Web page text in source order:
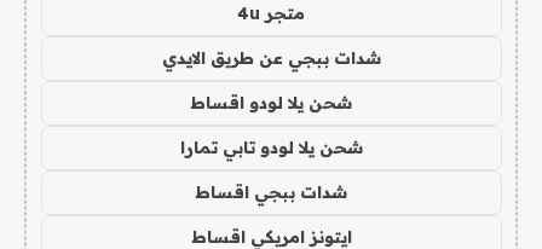
متجر 4u
شدات ببجي عن طريق الايدي
شحن يلا لودو اقساط
شحن يلا لودو تابي تمارا
شدات ببجي اقساط
ايتونز امريكي اقساط